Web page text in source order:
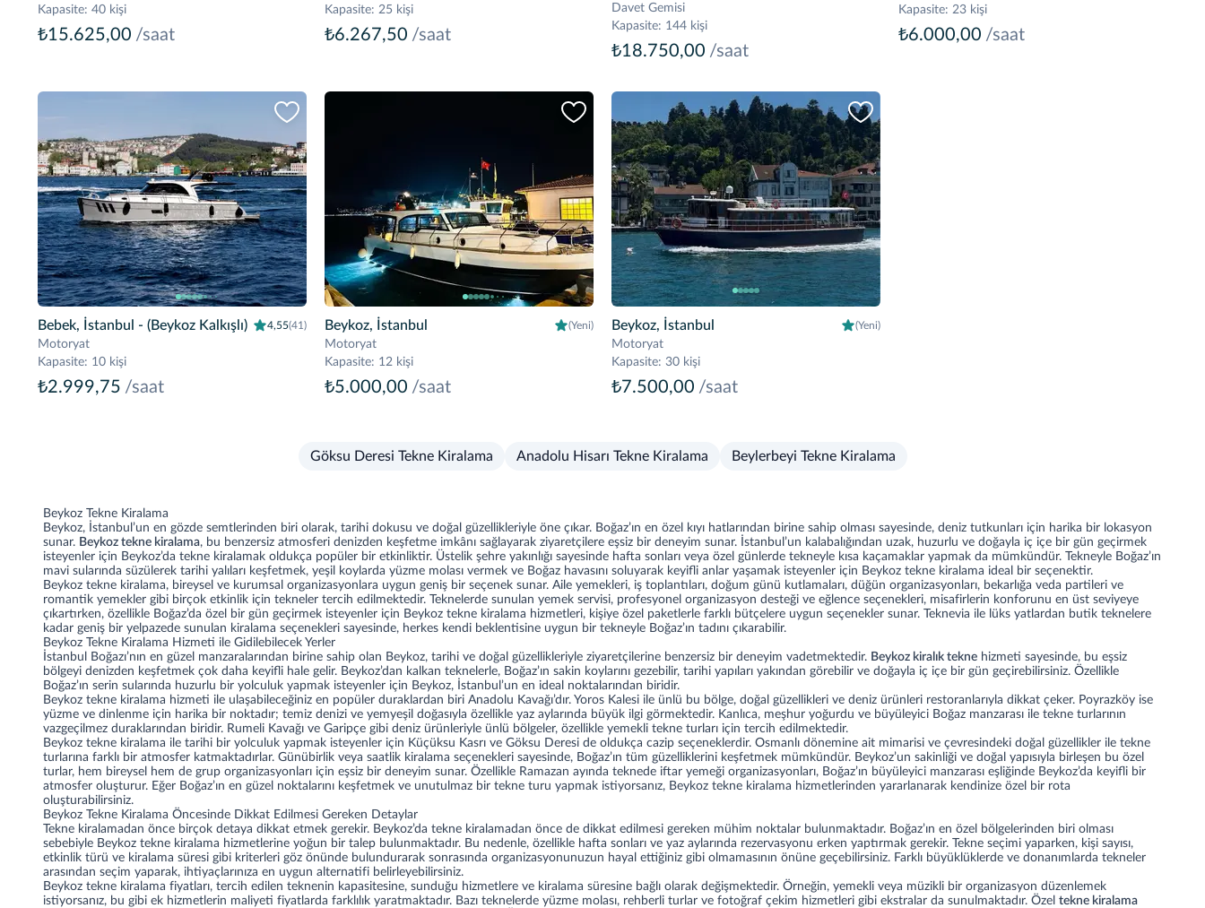
Kapasite: 40 kişi
₺15.625,00 /saat
Kapasite: 25 kişi
₺6.267,50 /saat
Davet Gemisi
Kapasite: 144 kişi
₺18.750,00 /saat
Kapasite: 23 kişi
₺6.000,00 /saat
Bebek, İstanbul - (Beykoz Kalkışlı) 4,55(41)
Motoryat
Kapasite: 10 kişi
₺2.999,75 /saat
Beykoz, İstanbul (Yeni)
Motoryat
Kapasite: 12 kişi
₺5.000,00 /saat
Beykoz, İstanbul (Yeni)
Motoryat
Kapasite: 30 kişi
₺7.500,00 /saat
Göksu Deresi Tekne Kiralama Anadolu Hisarı Tekne Kiralama Beylerbeyi Tekne Kiralama
Beykoz Tekne Kiralama
Beykoz, İstanbul’un en gözde semtlerinden biri olarak, tarihi dokusu ve doğal güzellikleriyle öne çıkar. Boğaz’ın en özel kıyı hatlarından birine sahip olması sayesinde, deniz tutkunları için harika bir lokasyon
sunar. Beykoz tekne kiralama, bu benzersiz atmosferi denizden keşfetme imkânı sağlayarak ziyaretçilere eşsiz bir deneyim sunar. İstanbul’un kalabalığından uzak, huzurlu ve doğayla iç içe bir gün geçirmek
isteyenler için Beykoz’da tekne kiralamak oldukça popüler bir etkinliktir. Üstelik şehre yakınlığı sayesinde hafta sonları veya özel günlerde tekneyle kısa kaçamaklar yapmak da mümkündür. Tekneyle Boğaz’ın
mavi sularında süzülerek tarihi yalıları keşfetmek, yeşil koylarda yüzme molası vermek ve Boğaz havasını soluyarak keyifli anlar yaşamak isteyenler için Beykoz tekne kiralama ideal bir seçenektir.
Beykoz tekne kiralama, bireysel ve kurumsal organizasyonlara uygun geniş bir seçenek sunar. Aile yemekleri, iş toplantıları, doğum günü kutlamaları, düğün organizasyonları, bekarlığa veda partileri ve
romantik yemekler gibi birçok etkinlik için tekneler tercih edilmektedir. Teknelerde sunulan yemek servisi, profesyonel organizasyon desteği ve eğlence seçenekleri, misafirlerin konforunu en üst seviyeye
çıkartırken, özellikle Boğaz’da özel bir gün geçirmek isteyenler için Beykoz tekne kiralama hizmetleri, kişiye özel paketlerle farklı bütçelere uygun seçenekler sunar. Teknevia ile lüks yatlardan butik teknelere
kadar geniş bir yelpazede sunulan kiralama seçenekleri sayesinde, herkes kendi beklentisine uygun bir tekneyle Boğaz’ın tadını çıkarabilir.
Beykoz Tekne Kiralama Hizmeti ile Gidilebilecek Yerler
İstanbul Boğazı’nın en güzel manzaralarından birine sahip olan Beykoz, tarihi ve doğal güzellikleriyle ziyaretçilerine benzersiz bir deneyim vadetmektedir. Beykoz kiralık tekne hizmeti sayesinde, bu eşsiz
bölgeyi denizden keşfetmek çok daha keyifli hale gelir. Beykoz’dan kalkan teknelerle, Boğaz’ın sakin koylarını gezebilir, tarihi yapıları yakından görebilir ve doğayla iç içe bir gün geçirebilirsiniz. Özellikle
Boğaz’ın serin sularında huzurlu bir yolculuk yapmak isteyenler için Beykoz, İstanbul’un en ideal noktalarından biridir.
Beykoz tekne kiralama hizmeti ile ulaşabileceğiniz en popüler duraklardan biri Anadolu Kavağı’dır. Yoros Kalesi ile ünlü bu bölge, doğal güzellikleri ve deniz ürünleri restoranlarıyla dikkat çeker. Poyrazköy ise
yüzme ve dinlenme için harika bir noktadır; temiz denizi ve yemyeşil doğasıyla özellikle yaz aylarında büyük ilgi görmektedir. Kanlıca, meşhur yoğurdu ve büyüleyici Boğaz manzarası ile tekne turlarının
vazgeçilmez duraklarından biridir. Rumeli Kavağı ve Garipçe gibi deniz ürünleriyle ünlü bölgeler, özellikle yemekli tekne turları için tercih edilmektedir.
Beykoz tekne kiralama ile tarihi bir yolculuk yapmak isteyenler için Küçüksu Kasrı ve Göksu Deresi de oldukça cazip seçeneklerdir. Osmanlı dönemine ait mimarisi ve çevresindeki doğal güzellikler ile tekne
turlarına farklı bir atmosfer katmaktadırlar. Günübirlik veya saatlik kiralama seçenekleri sayesinde, Boğaz’ın tüm güzelliklerini keşfetmek mümkündür. Beykoz’un sakinliği ve doğal yapısıyla birleşen bu özel
turlar, hem bireysel hem de grup organizasyonları için eşsiz bir deneyim sunar. Özellikle Ramazan ayında teknede iftar yemeği organizasyonları, Boğaz’ın büyüleyici manzarası eşliğinde Beykoz’da keyifli bir
atmosfer oluşturur. Eğer Boğaz’ın en güzel noktalarını keşfetmek ve unutulmaz bir tekne turu yapmak istiyorsanız, Beykoz tekne kiralama hizmetlerinden yararlanarak kendinize özel bir rota
oluşturabilirsiniz.
Beykoz Tekne Kiralama Öncesinde Dikkat Edilmesi Gereken Detaylar
Tekne kiralamadan önce birçok detaya dikkat etmek gerekir. Beykoz’da tekne kiralamadan önce de dikkat edilmesi gereken mühim noktalar bulunmaktadır. Boğaz’ın en özel bölgelerinden biri olması
sebebiyle Beykoz tekne kiralama hizmetlerine yoğun bir talep bulunmaktadır. Bu nedenle, özellikle hafta sonları ve yaz aylarında rezervasyonu erken yaptırmak gerekir. Tekne seçimi yaparken, kişi sayısı,
etkinlik türü ve kiralama süresi gibi kriterleri göz önünde bulundurarak sonrasında organizasyonunuzun hayal ettiğiniz gibi olmamasının önüne geçebilirsiniz. Farklı büyüklüklerde ve donanımlarda tekneler
arasından seçim yaparak, ihtiyaçlarınıza en uygun alternatifi belirleyebilirsiniz.
Beykoz tekne kiralama fiyatları, tercih edilen teknenin kapasitesine, sunduğu hizmetlere ve kiralama süresine bağlı olarak değişmektedir. Örneğin, yemekli veya müzikli bir organizasyon düzenlemek
istiyorsanız, bu gibi ek hizmetlerin maliyeti fiyatlarda farklılık yaratmaktadır. Bazı teknelerde yüzme molası, rehberli turlar ve fotoğraf çekim hizmetleri gibi ekstralar da sunulmaktadır. Özel tekne kiralama